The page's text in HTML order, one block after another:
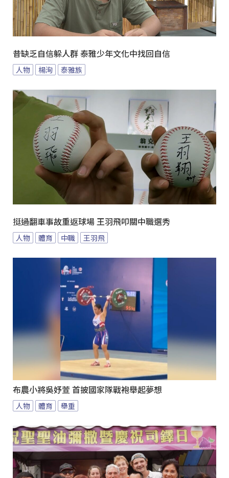
昔缺乏自信躲人群 泰雅少年文化中找回自信
人物 楊洵 泰雅族
挺過翻車事故重返球場 王羽飛叩關中職選秀
人物 體育 中職 王羽飛
布農小將吳妤萱 首披國家隊戰袍舉起夢想
人物 體育 舉重